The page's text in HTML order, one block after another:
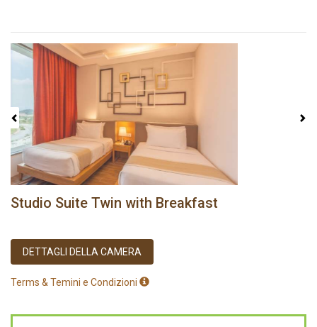
Previous
Studio Suite Twin with Breakfast
DETTAGLI DELLA CAMERA
Terms & Temini e Condizioni